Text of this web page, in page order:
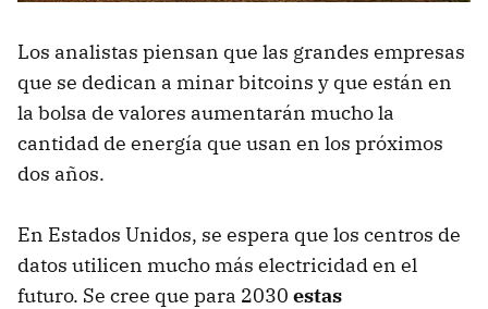
Los analistas piensan que las grandes empresas
que se dedican a minar bitcoins y que están en
la bolsa de valores aumentarán mucho la
cantidad de energía que usan en los próximos
dos años.
En Estados Unidos, se espera que los centros de
datos utilicen mucho más electricidad en el
futuro. Se cree que para 2030 estas